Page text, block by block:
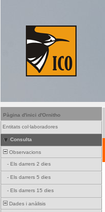
Pàgina d'inici d'Ornitho
Entitats col·laboradores
Consulta
Observacions
- Els darrers 2 dies
- Els darrers 5 dies
- Els darrers 15 dies
Dades i anàlisis